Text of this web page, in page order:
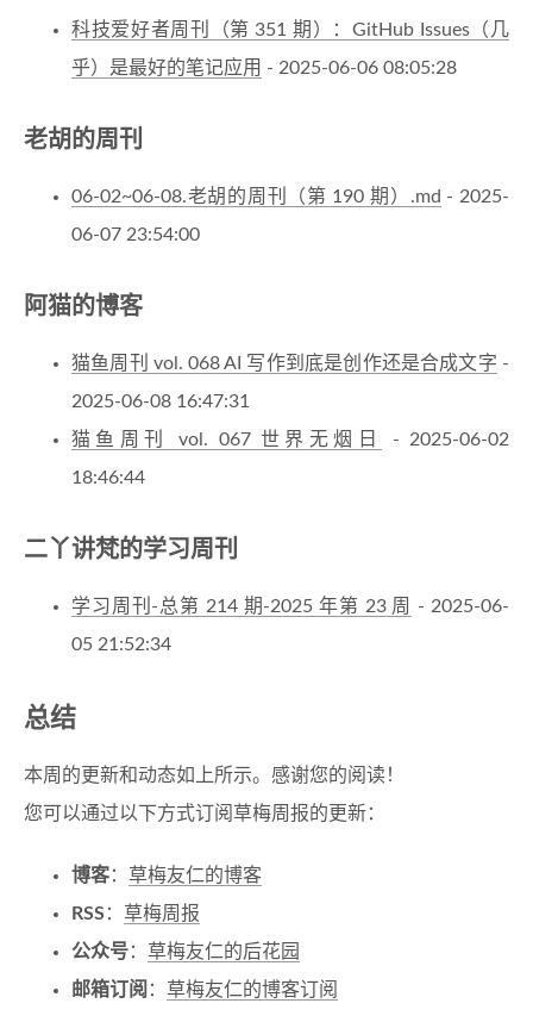
科技爱好者周刊（第 351 期）：GitHub Issues（几
乎）是最好的笔记应用 - 2025-06-06 08:05:28
老胡的周刊
06-02~06-08.老胡的周刊（第 190 期）.md - 2025-
06-07 23:54:00
阿猫的博客
猫鱼周刊 vol. 068 AI 写作到底是创作还是合成文字 -
2025-06-08 16:47:31
猫鱼周刊 vol. 067 世界无烟日
- 2025-06-02
18:46:44
二丫讲梵的学习周刊
学习周刊-总第 214 期-2025 年第 23 周
- 2025-06-
05 21:52:34
总结
本周的更新和动态如上所示。感谢您的阅读！
您可以通过以下方式订阅草梅周报的更新：
博客： 草梅友仁的博客
RSS： 草梅周报
公众号： 草梅友仁的后花园
邮箱订阅 ： 草梅友仁的博客订阅